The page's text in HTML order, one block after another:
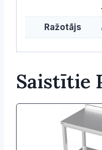
Ražotājs
Saistītie